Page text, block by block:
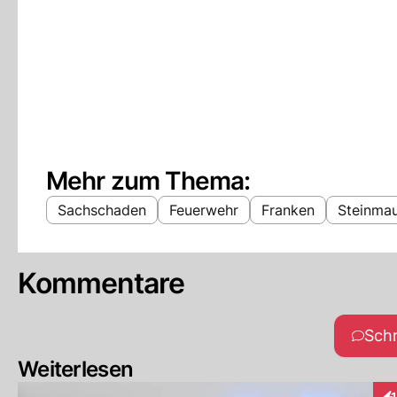
Mehr zum Thema:
Sachschaden Feuerwehr Franken
Kommentare
Weiterlesen